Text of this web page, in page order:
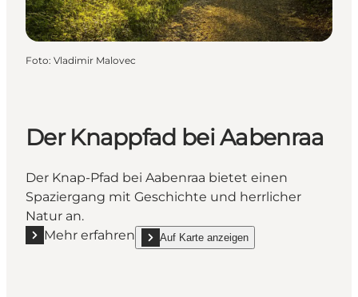
Foto: Vladimir Malovec
Der Knappfad bei Aabenraa
Der Knap-Pfad bei Aabenraa bietet einen
Spaziergang mit Geschichte und herrlicher
Natur an.
Mehr erfahren
Mehr erfahren "Der Knappfad bei Aabenraa"
Auf Karte anzeigen
show Der Knappfad bei Aabenraa on_map